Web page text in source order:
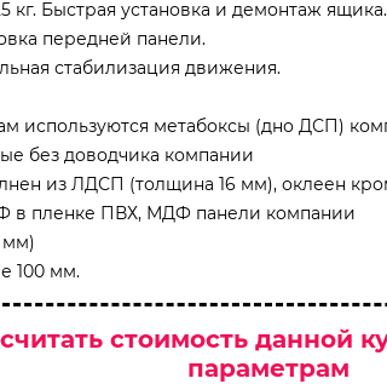
кг. Быстрая установка и демонтаж ящика.
передней панели.
стабилизация движения.
используются метабоксы (дно ДСП)
без доводчика компании
из ЛДСП (толщина 16 мм), оклеен
пленке ПВХ, МДФ панели компании
мм)
100 мм.
стоимость данной
параметрам